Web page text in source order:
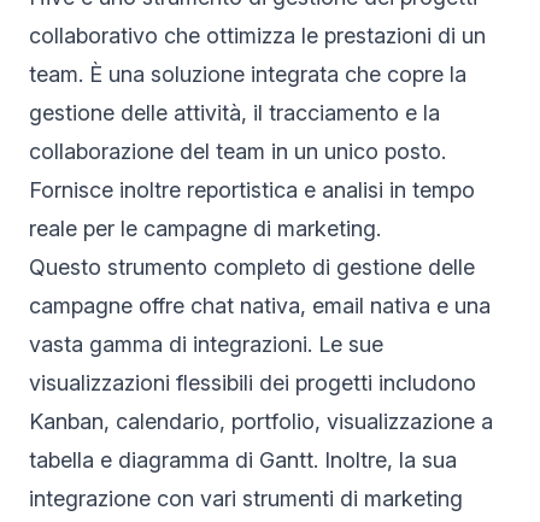
collaborativo che ottimizza le prestazioni di un
team. È una soluzione integrata che copre la
gestione delle attività, il tracciamento e la
collaborazione del team in un unico posto.
Fornisce inoltre reportistica e analisi in tempo
reale per le campagne di marketing.
Questo strumento completo di gestione delle
campagne offre chat nativa, email nativa e una
vasta gamma di integrazioni. Le sue
visualizzazioni flessibili dei progetti includono
Kanban, calendario, portfolio, visualizzazione a
tabella e diagramma di Gantt. Inoltre, la sua
integrazione con vari strumenti di marketing